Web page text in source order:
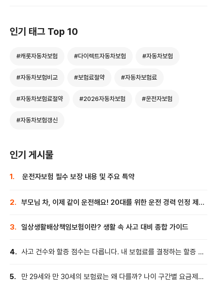
인기 태그 Top 10
#캐롯자동차보험 #다이렉트자동차보험 #자동차보험
#자동차보험비교 #보험료절약 #자동차보험료
#자동차보험료절약 #2026자동차보험 #운전자보험
#자동차보험갱신
인기 게시물
1. 운전자보험 필수 보장 내용 및 주요 특약
2.
부모님 차, 이제 같이 운전해요! 20대를 위한 운전 경력 인정 제도
3.
일상생활배상책임보험이란? 생활 속 사고 대비 종합 가이드
4. 사고 건수와 할증 점수는 다릅니다. 내 보험료를 결정하는 할증 시
5.
만 29세와 만 30세의 보험료는 왜 다를까? 나이 구간별 요금제의